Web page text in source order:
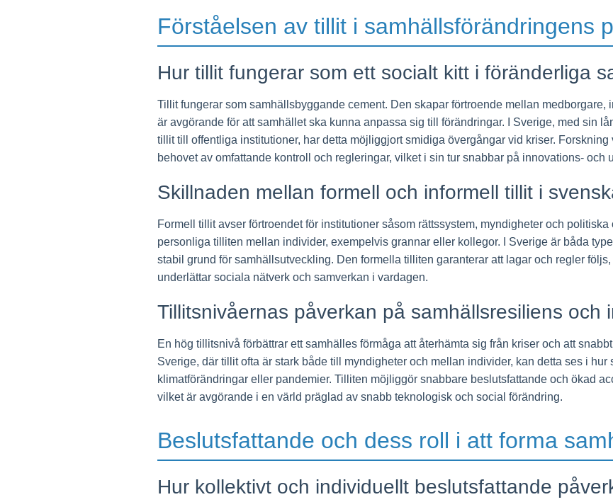
Förståelsen av tillit i samhällsförändringens
Hur tillit fungerar som ett socialt kitt i föränderliga
Tillit fungerar som samhällsbyggande cement. Den skapar förtroende mellan medborgare,
är avgörande för att samhället ska kunna anpassa sig till förändringar. I Sverige, med sin
tillit till offentliga institutioner, har detta möjliggjort smidiga övergångar vid kriser.
behovet av omfattande kontroll och regleringar, vilket i sin tur snabbar på innovations- och
Skillnaden mellan formell och informell tillit i
Formell tillit avser förtroendet för institutioner såsom rättssystem, myndigheter och
personliga tilliten mellan individer, exempelvis grannar eller kollegor. I Sverige är båda
stabil grund för samhällsutveckling. Den formella tilliten garanterar att lagar och regler
underlättar sociala nätverk och samverkan i vardagen.
Tillitsnivåernas påverkan på samhällsresiliens och
En hög tillitsnivå förbättrar ett samhälles förmåga att återhämta sig från kriser och att
Sverige, där tillit ofta är stark både till myndigheter och mellan individer, kan detta ses i
klimatförändringar eller pandemier. Tilliten möjliggör snabbare beslutsfattande och ökad
vilket är avgörande i en värld präglad av snabb teknologisk och social förändring.
Beslutsfattande och dess roll i att forma
Hur kollektivt och individuellt beslutsfattande